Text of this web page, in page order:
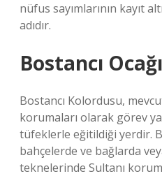
nüfus sayımlarının kayıt
adıdır.
Bostancı
Bostancı Kolordusu,
korumaları olarak görev
tüfeklerle eğitildiği yerdir.
bahçelerde ve bağlarda
teknelerinde Sultanı